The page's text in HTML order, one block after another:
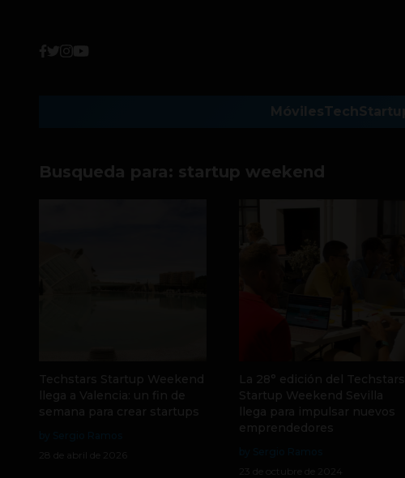
Busqueda para: startup weekend
Techstars Startup Weekend
llega a Valencia: un fin de
semana para crear startups
28 de abril de 2026
La 28° edición del Techstars
Startup Weekend Sevilla
llega para impulsar nuevos
emprendedores
23 de octubre de 2024